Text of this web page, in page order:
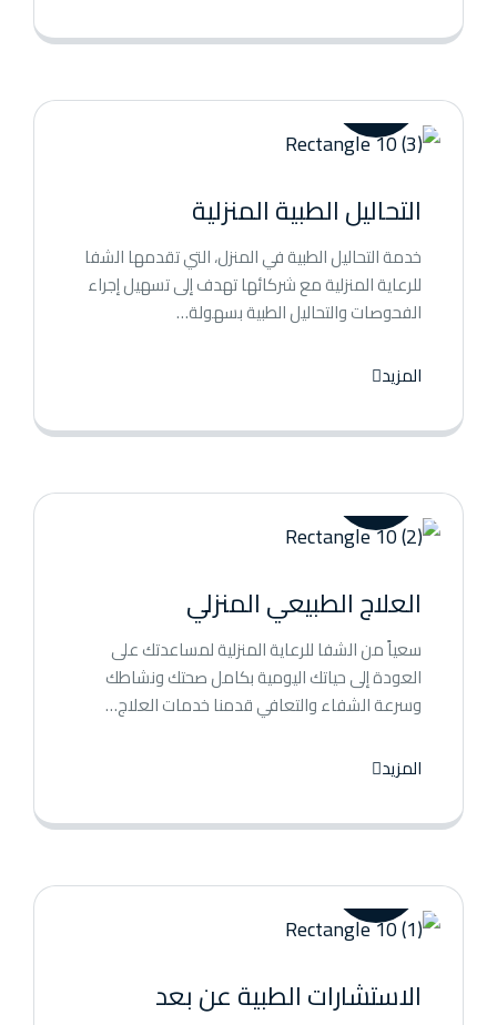
التحاليل الطبية المنزلية
خدمة التحاليل الطبية في المنزل، التي تقدمها الشفا
للرعاية المنزلية مع شركائها تهدف إلى تسهيل إجراء
الفحوصات والتحاليل الطبية بسهولة…
المزيد
العلاج الطبيعي المنزلي
سعياً من الشفا للرعاية المنزلية لمساعدتك على
العودة إلى حياتك اليومية بكامل صحتك ونشاطك
وسرعة الشفاء والتعافي قدمنا خدمات العلاج…
المزيد
الاستشارات الطبية عن بعد